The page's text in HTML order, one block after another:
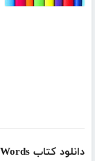
دانلود کتاب 2500English Words